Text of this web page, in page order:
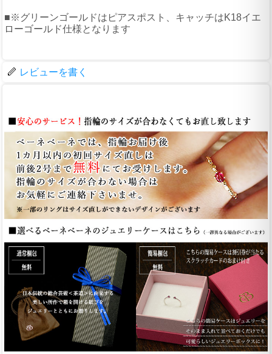
■※グリーンゴールドはピアスポスト、キャッチはK18イエ
ローゴールド仕様となります
レビューを書く